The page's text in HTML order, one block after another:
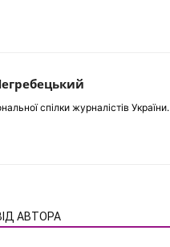
спілки журналістів України.
АВТОРА